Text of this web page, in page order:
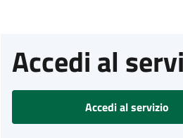
Accedi al
Accedi al servizio